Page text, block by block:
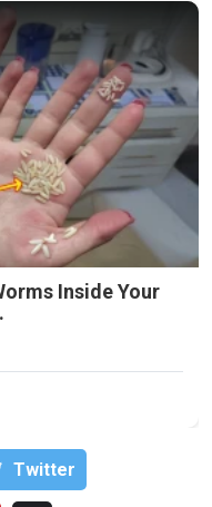
Inside Your
Тwitter